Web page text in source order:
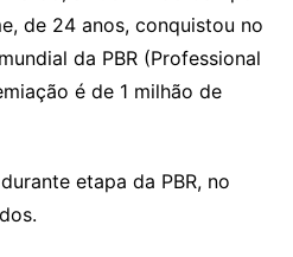
de 24 anos, conquistou no
da PBR (Professional
é de 1 milhão de
etapa da PBR, no